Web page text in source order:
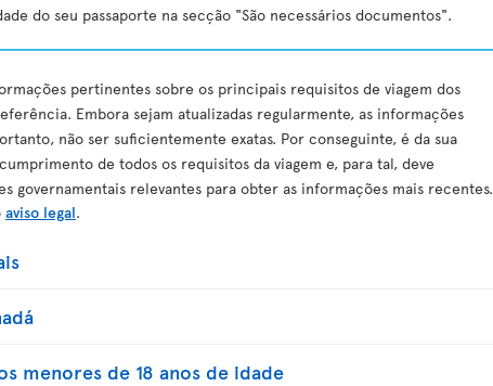
do seu passaporte na secção "São necessários documentos".
pertinentes sobre os principais requisitos de viagem dos
Embora sejam atualizadas regularmente, as informações
não ser suficientemente exatas. Por conseguinte, é da sua
de todos os requisitos da viagem e, para tal, deve
governamentais relevantes para obter as informações mais recentes.
aviso legal.
menores de 18 anos de idade